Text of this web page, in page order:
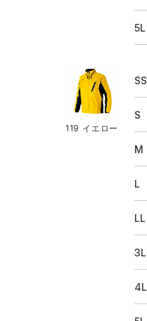
5L
119 イエロー
SS
S
M
L
LL
3L
4L